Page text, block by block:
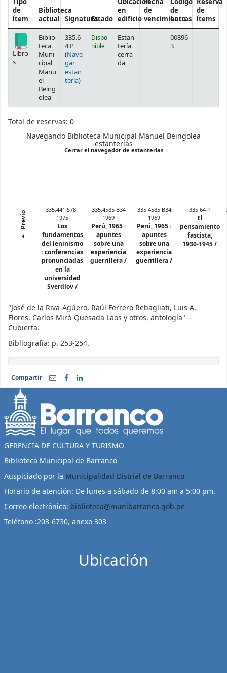
Existencias
Tipo
de
ítem
Biblioteca
actual
SignaturaEstado
Ubicación
en
edificio
Fecha
de
vencimiento
Código
de
barras
Reserva
de
ítems
Libro
s
Biblio
teca
Muni
cipal
Manu
el
Being
olea
335.6
4 P
(Nave
gar
estan
tería(Abre debajo)
)
Dispo
nible
Estan
tería
cerra
da
00896
3
Total de reservas: 0
Navegando Biblioteca Municipal Manuel Beingolea
estanterías
Cerrar el navegador de estanterías(Oculta el navegador
Previo
335.441 S78F
1975
Los
fundamentos
del leninismo
:conferencias
pronunciadas
en la
universidad
Sverdlov /
335.4585 B34
1969
Perú, 1965 :
apuntes
sobre una
experiencia
guerrillera /
335.4585 B34
1969
Perú, 1965 :
apuntes
sobre una
experiencia
guerrillera /
335.64 P
El
pensamiento
fascista,
1930-1945 /
"José de la Riva-Agúero, Raúl Ferrero Rebagliati, Luis A.
Flores, Carlos Miró-Quesada Laos y otros, antología" --
Cubierta.
Bibliografía: p. 253-254.
Compartir
GERENCIA DE CULTURA Y TURISMO
Biblioteca Municipal de Barranco
Auspiciado por la Municipalidad Distrial de Barranco
Horario de atención: De lunes a sábado de 8:00 am a 5:00 pm.
Correo electrónico: biblioteca@munibarranco.gob.pe
Teléfono :203-6730, anexo 303
Ubicación